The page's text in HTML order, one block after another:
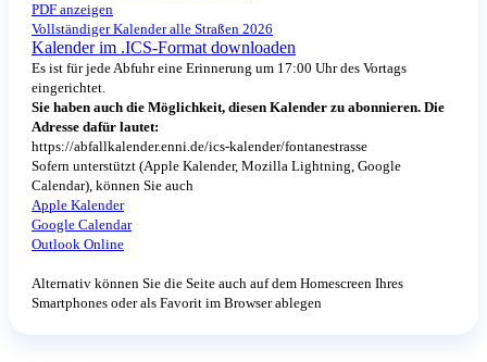
PDF anzeigen
Vollständiger Kalender alle Straßen 2026
Kalender im .ICS-Format downloaden
Es ist für jede Abfuhr eine Erinnerung um 17:00 Uhr des Vortags
eingerichtet.
Sie haben auch die Möglichkeit, diesen Kalender zu abonnieren. Die
Adresse dafür lautet:
https://abfallkalender.enni.de/ics-kalender/fontanestrasse
Sofern unterstützt (Apple Kalender, Mozilla Lightning, Google
Calendar), können Sie auch
Apple Kalender
Google Calendar
Outlook Online
Alternativ können Sie die Seite auch auf dem Homescreen Ihres
Smartphones oder als Favorit im Browser ablegen